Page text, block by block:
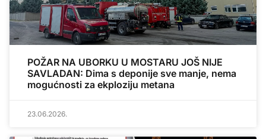
POŽAR NA UBORKU U MOSTARU JOŠ NIJE
SAVLADAN: Dima s deponije sve manje, nema
mogućnosti za ekploziju metana
23.06.2026.